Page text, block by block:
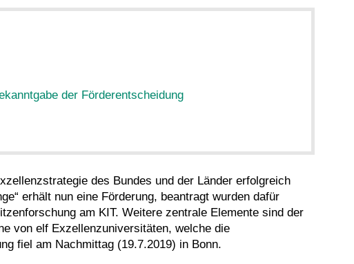
der Förderentscheidung
des Bundes und der Länder erfolgreich
erhält nun eine Förderung, beantragt wurden dafür
am KIT. Weitere zentrale Elemente sind der
von elf Exzellenzuniversitäten, welche die
fiel am Nachmittag (19.7.2019) in Bonn.